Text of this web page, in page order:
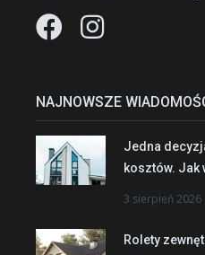
NAJNOWSZE
Jedna
kosztów. Jak
3 sierpień 2026
Rolety